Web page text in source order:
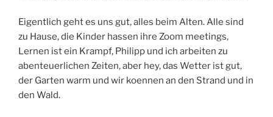
Eigentlich geht es uns gut, alles beim Alten. Alle sind
zu Hause, die Kinder hassen ihre Zoom meetings,
Lernen ist ein Krampf, Philipp und ich arbeiten zu
abenteuerlichen Zeiten, aber hey, das Wetter ist gut,
der Garten warm und wir koennen an den Strand und in
den Wald.